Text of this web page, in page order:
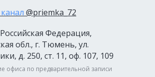
@priemka_72
Федерация,
обл., г. Тюмень, ул.
д. 250, ст. 11, оф. 107, 109
офиса по предварительной записи